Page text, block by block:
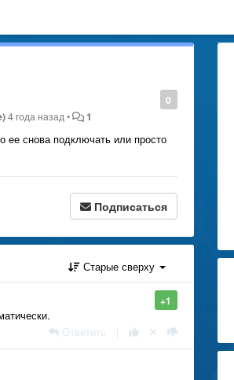
0
4 года назад • 1
снова подключать или просто
Подписаться
Старые сверху
+1
Ответить